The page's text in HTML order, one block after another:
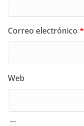
Correo electrónico *
Web